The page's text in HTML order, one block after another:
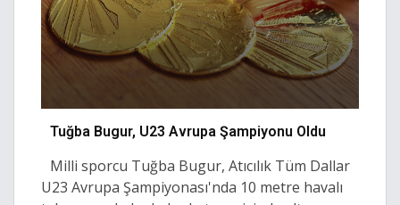
Tuğba Bugur, U23 Avrupa Şampiyonu Oldu
Milli sporcu Tuğba Bugur, Atıcılık Tüm Dallar
U23 Avrupa Şampiyonası'nda 10 metre havalı